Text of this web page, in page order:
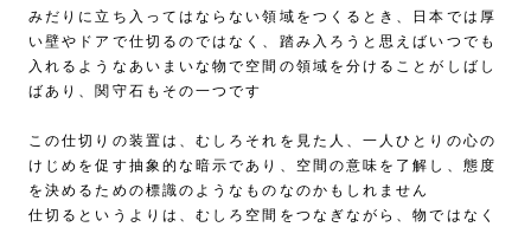
みだりに立ち入ってはならない領域をつくるとき、日本では厚
い壁やドアで仕切るのではなく、踏み入ろうと思えばいつでも
入れるようなあいまいな物で空間の領域を分けることがしばし
ばあり、関守石もその一つです
この仕切りの装置は、むしろそれを見た人、一人ひとりの心の
けじめを促す抽象的な暗示であり、空間の意味を了解し、態度
を決めるための標識のようなものなのかもしれません
仕切るというよりは、むしろ空間をつなぎながら、物ではなく